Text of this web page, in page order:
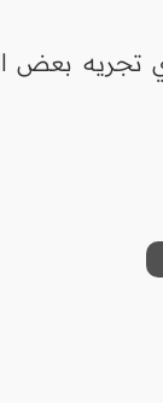
تجريه بعض